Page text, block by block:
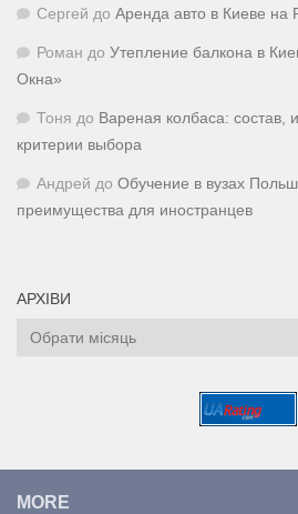
Сергей до Аренда авто в Киеве на
Роман до Утепление балкона в
Окна»
Тоня до Вареная колбаса: состав,
критерии выбора
Андрей до Обучение в вузах
преимущества для иностранцев
АРХІВИ
Архіви
MORE